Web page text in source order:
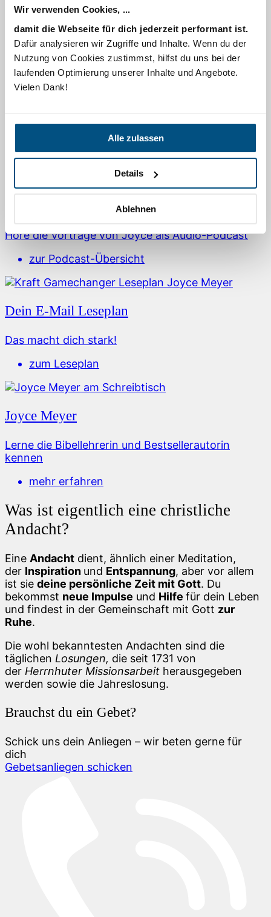
Wir verwenden Cookies, ...
damit die Webseite für dich jederzeit performant ist.
Dafür analysieren wir Zugriffe und Inhalte. Wenn du der
Nutzung von Cookies zustimmst, hilfst du uns bei der
laufenden Optimierung unserer Inhalte und Angebote.
Vielen Dank!
Alle zulassen
Details
Ablehnen
Der Mutmacher in deinem Ohr
Höre die Vorträge von Joyce als Audio-Podcast
zur Podcast-Übersicht
Dein E-Mail Leseplan
Das macht dich stark!
zum Leseplan
Joyce Meyer
Lerne die Bibellehrerin und Bestsellerautorin
kennen
mehr erfahren
Was ist eigentlich eine christliche
Andacht?
Eine Andacht dient, ähnlich einer Meditation,
der Inspiration und Entspannung, aber vor allem
ist sie deine persönliche Zeit mit Gott. Du
bekommst neue Impulse und Hilfe für dein Leben
und findest in der Gemeinschaft mit Gott zur
Ruhe.
Die wohl bekanntesten Andachten sind die
täglichen Losungen, die seit 1731 von
der Herrnhuter Missionsarbeit herausgegeben
werden sowie die Jahreslosung.
Brauchst du ein Gebet?
Schick uns dein Anliegen – wir beten gerne für
dich
Gebetsanliegen schicken